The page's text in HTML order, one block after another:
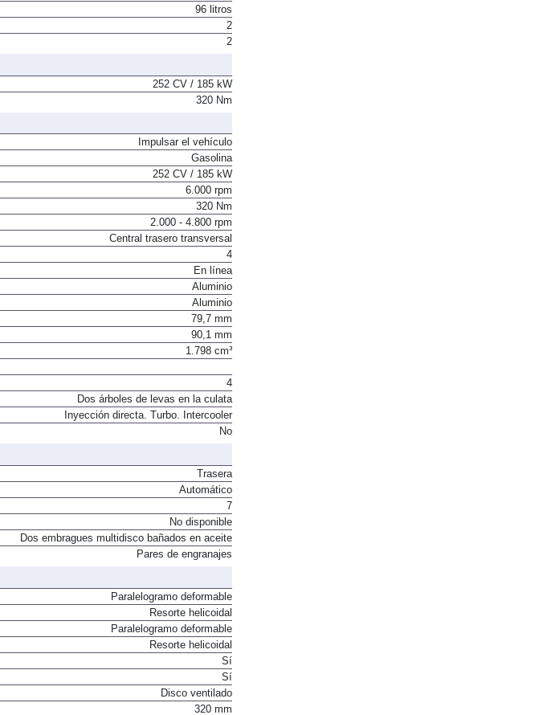
96 litros
2
2
252 CV / 185 kW
320 Nm
Impulsar el vehículo
Gasolina
252 CV / 185 kW
6.000 rpm
320 Nm
2.000 - 4.800 rpm
Central trasero transversal
4
En línea
Aluminio
Aluminio
79,7 mm
90,1 mm
1.798 cm³
4
Dos árboles de levas en la culata
Inyección directa. Turbo. Intercooler
No
Trasera
Automático
7
No disponible
Dos embragues multidisco bañados en aceite
Pares de engranajes
Paralelogramo deformable
Resorte helicoidal
Paralelogramo deformable
Resorte helicoidal
Sí
Sí
Disco ventilado
320 mm